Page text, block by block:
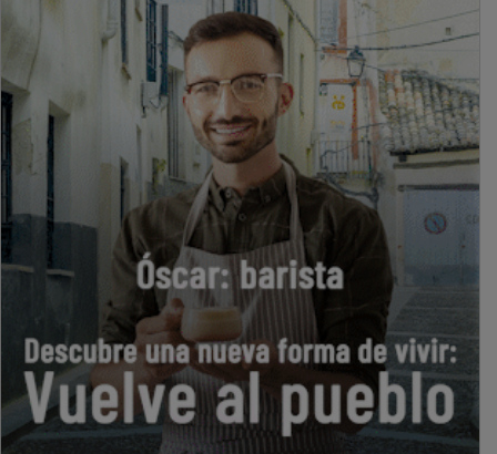
PUBLICIDAD